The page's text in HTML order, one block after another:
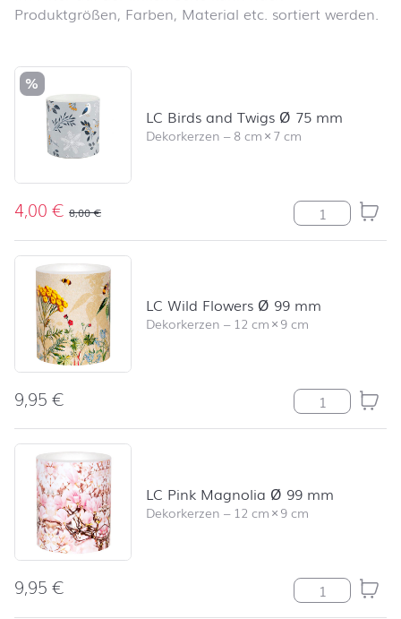
Produktgrößen, Farben, Material etc. sortiert werden.
Produktliste überspringen und zum Filter springen
%
LC Birds and Twigs Ø 75 mm
Dekorkerzen –8 cm×7 cm
4,00€ 8,00€ LC Birds and
LC Wild Flowers Ø 99 mm
Dekorkerzen – 12 cm×9 cm
9,95€ LC Wild
LC Pink Magnolia Ø 99 mm
Dekorkerzen – 12 cm×9 cm
9,95€ LC Pink